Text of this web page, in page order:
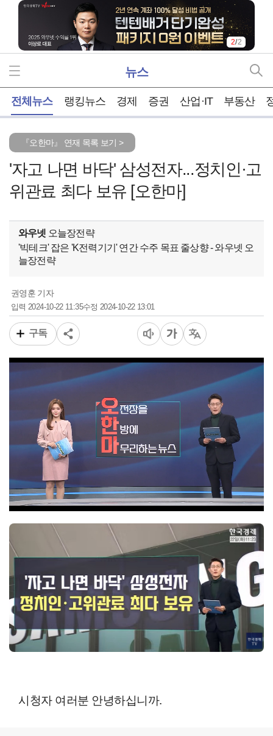
2/2
뉴스
전체뉴스 랭킹뉴스 경제 증권 산업·IT 부동산
『오한마』 연재 목록 보기 >
'자고 나면 바닥' 삼성전자...정치인·고
위관료 최다 보유 [오한마]
와우넷 오늘장전략
'빅테크' 잡은 'K전력기기' 연간 수주 목표 줄상향 - 와우넷 오
늘장전략
권영훈 기자
입력 2024-10-22 11:35수정 2024-10-22 13:01
구독
일반배속
시청자 여러분 안녕하십니까.